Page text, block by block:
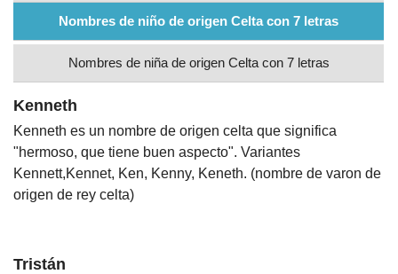
Nombres de niño de origen Celta con 7 letras
Nombres de niña de origen Celta con 7 letras
Kenneth
Kenneth es un nombre de origen celta que significa
"hermoso, que tiene buen aspecto". Variantes
Kennett,Kennet, Ken, Kenny, Keneth. (nombre de varon de
origen de rey celta)
Tristán